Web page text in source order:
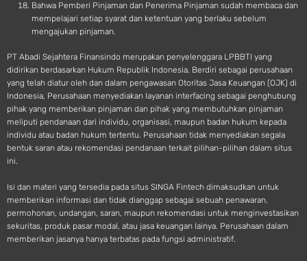
Bahwa Pemberi Pinjaman dan Penerima Pinjaman sudah membaca dan
mempelajari setiap syarat dan ketentuan yang berlaku sebelum
mengajukan pinjaman.
PT Abadi Sejahtera Finansindo merupakan penyelenggara LPBBTI yang
didirikan berdasarkan Hukum Republik Indonesia. Berdiri sebagai perusahaan
yang telah diatur oleh dan dalam pengawasan Otoritas Jasa Keuangan (OJK) di
Indonesia, Perusahaan menyediakan layanan interfacing sebagai penghubung
pihak yang memberikan pinjaman dan pihak yang membutuhkan pinjaman
meliputi pendanaan dari individu, organisasi, maupun badan hukum kepada
individu atau badan hukum tertentu. Perusahaan tidak menyediakan segala
bentuk saran atau rekomendasi pendanaan terkait pilihan-pilihan dalam situs
ini.
Isi dan materi yang tersedia pada situs SINGA Fintech dimaksudkan untuk
memberikan informasi dan tidak dianggap sebagai sebuah penawaran,
permohonan, undangan, saran, maupun rekomendasi untuk menginvestasikan
sekuritas, produk pasar modal, atau jasa keuangan lainya. Perusahaan dalam
memberikan jasanya hanya terbatas pada fungsi administratif.